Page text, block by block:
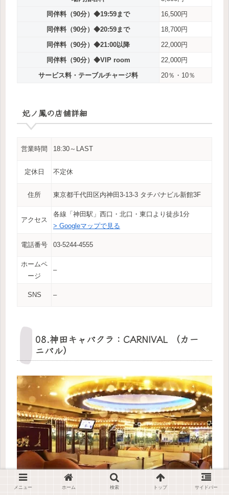
同伴料（90分）◆19:59まで
16,500円
同伴料（90分）◆20:59まで
18,700円
同伴料（90分）◆21:00以降
22,000円
同伴料（90分）◆VIP room
22,000円
サービス料・テーブルチャージ料
20％・10％
妃ノ鳳の店舗詳細
営業時間 18:30～LAST
定休日 不定休
住所 東京都千代田区内神田3-13-3 タチバナビル新館3F
アクセス
各線「神田駅」西口・北口・東口より徒歩1分
> Googleマップで見る
電話番号 03-5244-4555
ホームペ
ージ
–
SNS –
08.神田キャバクラ：CARNIVAL （カー
ニバル）
メニュー ホーム 検索 トップ サイドバー